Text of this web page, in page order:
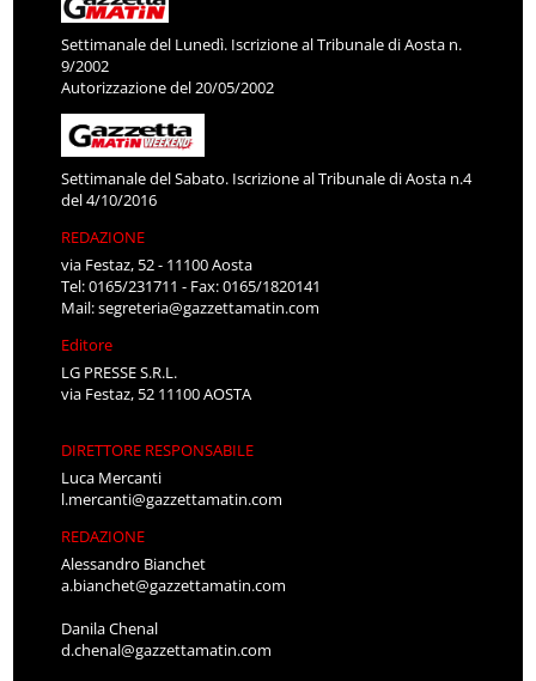
Settimanale del Lunedì. Iscrizione al Tribunale di Aosta n.
9/2002
Autorizzazione del 20/05/2002
Settimanale del Sabato. Iscrizione al Tribunale di Aosta n.4
del 4/10/2016
REDAZIONE
via Festaz, 52 - 11100 Aosta
Tel: 0165/231711 - Fax: 0165/1820141
Mail:segreteria@gazzettamatin.com
Editore
LG PRESSE S.R.L.
via Festaz, 52 11100 AOSTA
DIRETTORE RESPONSABILE
Luca Mercanti
l.mercanti@gazzettamatin.com
REDAZIONE
Alessandro Bianchet
a.bianchet@gazzettamatin.com
Danila Chenal
d.chenal@gazzettamatin.com